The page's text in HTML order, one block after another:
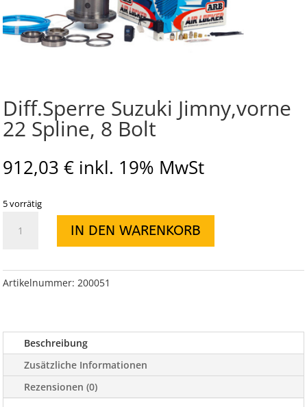
Diff.Sperre Suzuki Jimny,vorne
22 Spline, 8 Bolt
912,03 € inkl. 19% MwSt
5 vorrätig
Suzuki
Spline,
Menge
IN DEN WARENKORB
Artikelnummer: 200051
Beschreibung
Zusätzliche Informationen
Rezensionen (0)